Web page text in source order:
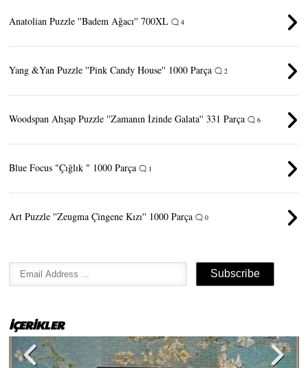
Anatolian Puzzle ''Badem Ağacı'' 700XL 4
Yang &Yan Puzzle ''Pink Candy House'' 1000 Parça 2
Woodspan Ahşap Puzzle ''Zamanın İzinde Galata'' 331 Parça 6
Blue Focus "Çığlık " 1000 Parça 1
Art Puzzle ''Zeugma Çingene Kızı'' 1000 Parça 0
İÇERİKLER